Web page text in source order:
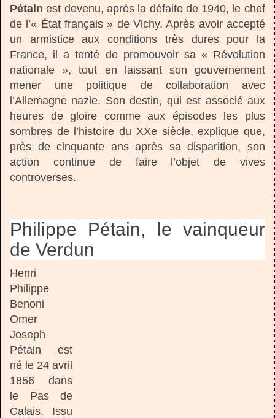
Pétain est devenu, après la défaite de 1940, le chef
de l’« État français » de Vichy. Après avoir accepté
un armistice aux conditions très dures pour la
France, il a tenté de promouvoir sa « Révolution
nationale », tout en laissant son gouvernement
mener une politique de collaboration avec
l’Allemagne nazie. Son destin, qui est associé aux
heures de gloire comme aux épisodes les plus
sombres de l’histoire du XXe siècle, explique que,
près de cinquante ans après sa disparition, son
action continue de faire l’objet de vives
controverses.
Philippe Pétain, le vainqueur
de Verdun
Henri
Philippe
Benoni
Omer
Joseph
Pétain est
né le 24 avril
1856 dans
le Pas de
Calais. Issu